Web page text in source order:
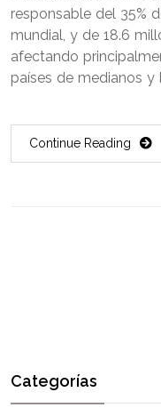
responsable del 35%
mundial, y de 18.6
afectando
países de medianos y
Continue Reading
Categorías